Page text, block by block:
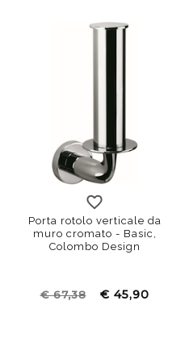
Porta rotolo verticale da
muro cromato - Basic,
Colombo Design
€ 67,38 € 45,90